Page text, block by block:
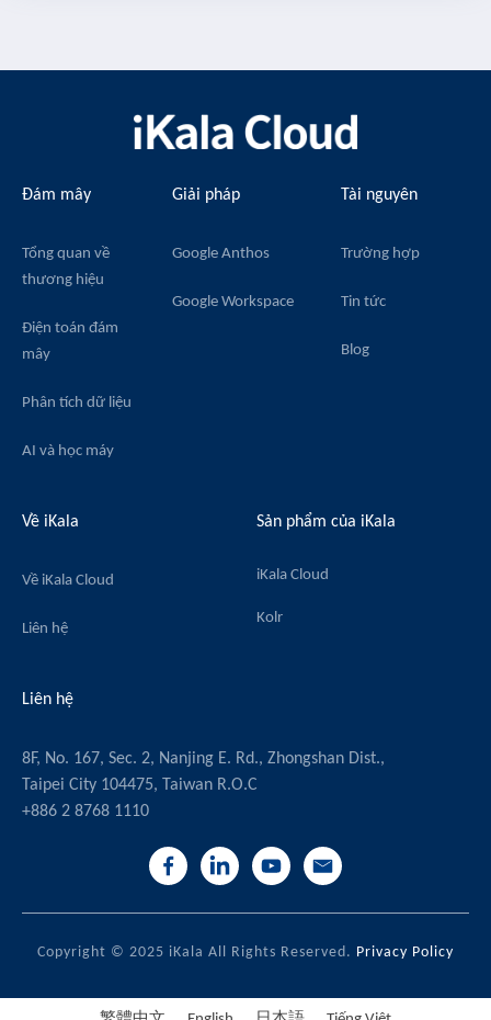
Đám mây
Tổng quan về
thương hiệu
Điện toán đám
mây
Phân tích dữ liệu
AI và học máy
Giải pháp
Google Anthos
Google Workspace
Tài nguyên
Trường hợp
Tin tức
Blog
Về iKala
Về iKala Cloud
Liên hệ
Sản phẩm của iKala
iKala Cloud
Kolr
Liên hệ
8F, No. 167, Sec. 2, Nanjing E. Rd., Zhongshan Dist.,
Taipei City 104475, Taiwan R.O.C
+886 2 8768 1110
Copyright © 2025 iKala All Rights Reserved. Privacy Policy